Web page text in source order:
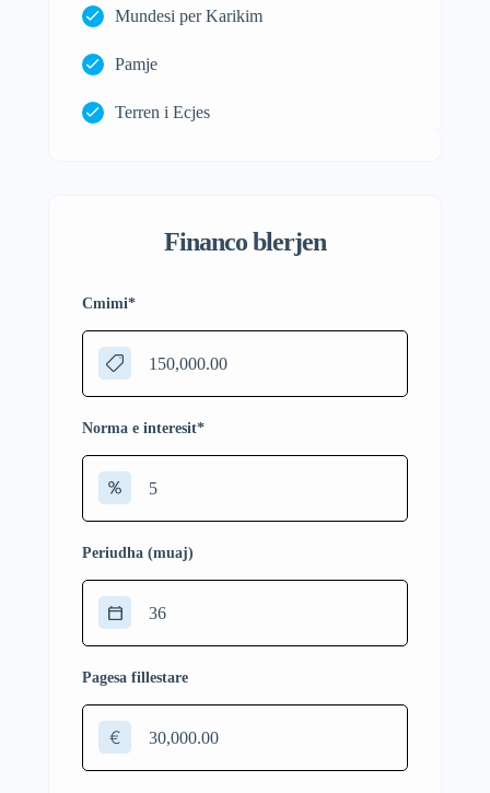
Mundesi per Karikim
Pamje
Terren i Ecjes
Financo blerjen
Cmimi*
Norma e interesit*
Periudha (muaj)
Pagesa fillestare
€